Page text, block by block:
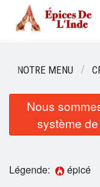
Commander en ligne
Emplacement
NOTRE MENU
Nous
système
Légende: épicé